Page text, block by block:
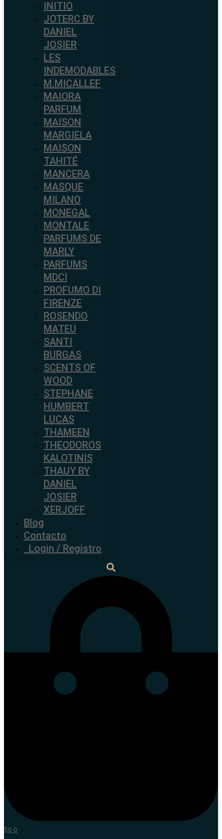
INITIO
JOTERC BY
DANIEL
JOSIER
LES
INDEMODABLES
M.MICALLEF
MAIORA
PARFUM
MAISON
MARGIELA
MAISON
TAHITÉ
MANCERA
MASQUE
MILANO
MONEGAL
MONTALE
PARFUMS DE
MARLY
PARFUMS
MDCI
PROFUMO DI
FIRENZE
ROSENDO
MATEU
SANTI
BURGAS
SCENTS OF
WOOD
STEPHANE
HUMBERT
LUCAS
THAMEEN
THEODOROS
KALOTINIS
THAUY BY
DANIEL
JOSIER
XERJOFF
Blog
Contacto
Login / Registro
$0 0